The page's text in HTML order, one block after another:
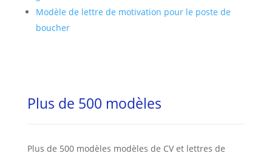
Modèle de lettre de motivation pour le poste de
boucher
Plus de 500 modèles
Plus de 500 modèles modèles de CV et lettres de